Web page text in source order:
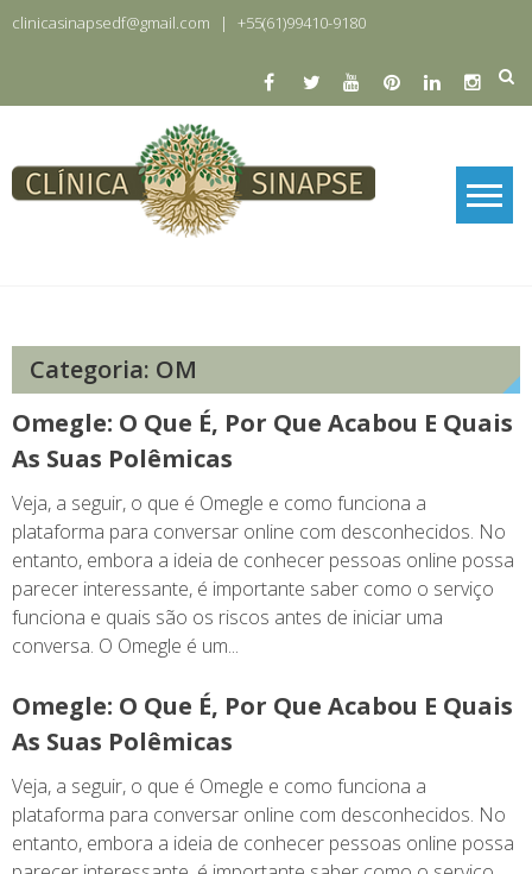
Skipclinicasinapsedf@gmail.com | +55(61)99410-9180
Categoria: OM
Omegle: O Que É, Por Que Acabou E Quais
As Suas Polêmicas
Veja, a seguir, o que é Omegle e como funciona a
plataforma para conversar online com desconhecidos. No
entanto, embora a ideia de conhecer pessoas online possa
parecer interessante, é importante saber como o serviço
funciona e quais são os riscos antes de iniciar uma
conversa. O Omegle é um...
Omegle: O Que É, Por Que Acabou E Quais
As Suas Polêmicas
Veja, a seguir, o que é Omegle e como funciona a
plataforma para conversar online com desconhecidos. No
entanto, embora a ideia de conhecer pessoas online possa